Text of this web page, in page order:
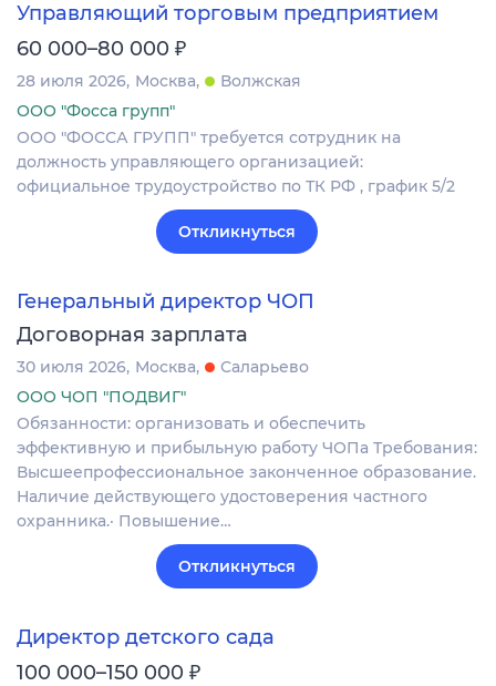
Управляющий торговым предприятием
60 000–80 000 ₽
28 июля 2026 Москва
Волжская
ООО "Фосса групп"
ООО "ФОССА ГРУПП" требуется сотрудник на
должность управляющего организацией:
официальное трудоустройство по ТК РФ , график 5/2
Откликнуться
Генеральный директор ЧОП
Договорная зарплата
30 июля 2026 Москва
Саларьево
ООО ЧОП "ПОДВИГ"
Обязанности: организовать и обеспечить
эффективную и прибыльную работу ЧОПа Требования:
Высшеепрофессиональное законченное образование.
Наличие действующего удостоверения частного
охранника.· Повышение…
Откликнуться
Директор детского сада
100 000–150 000 ₽